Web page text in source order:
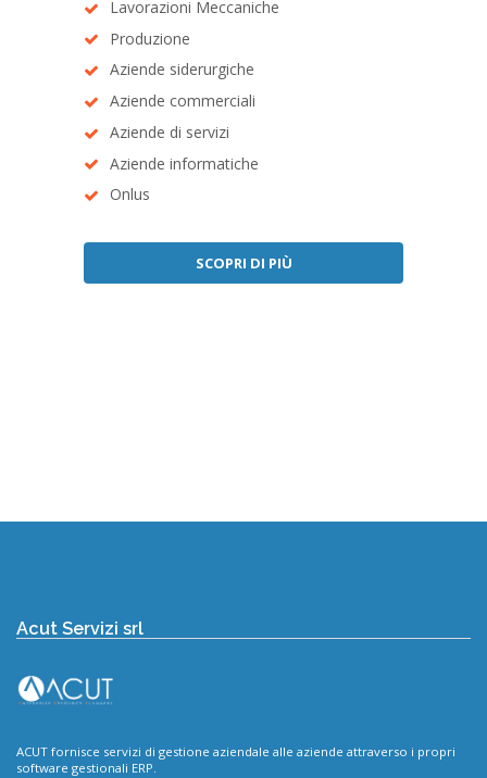
Lavorazioni Meccaniche
Produzione
Aziende siderurgiche
Aziende commerciali
Aziende di servizi
Aziende informatiche
Onlus
SCOPRI DI PIÙ
Acut Servizi srl
ACUT fornisce servizi di gestione aziendale alle aziende attraverso i propri
software gestionali ERP.